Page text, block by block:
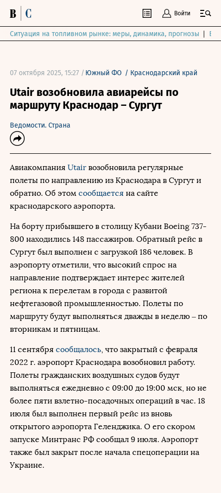
Войти
Ситуация на топливном рынке: меры, динамика, прогнозы
07 октября 2025, 15:27 / Южный ФО / Краснодарский край
Utair возобновила авиарейсы по
маршруту Краснодар – Сургут
Ведомости. Страна
Авиакомпания Utair возобновила регулярные
полеты по направлению из Краснодара в Сургут и
обратно. Об этом сообщается на сайте
краснодарского аэропорта.
На борту прибывшего в столицу Кубани Boeing 737-
800 находились 148 пассажиров. Обратный рейс в
Сургут был выполнен с загрузкой 186 человек. В
аэропорту отметили, что высокий спрос на
направление подтверждает интерес жителей
региона к перелетам в города с развитой
нефтегазовой промышленностью. Полеты по
маршруту будут выполняться дважды в неделю – по
вторникам и пятницам.
11 сентября сообщалось, что закрытый с февраля
2022 г. аэропорт Краснодара возобновил работу.
Полеты гражданских воздушных судов будут
выполняться ежедневно с 09:00 до 19:00 мск, но не
более пяти взлетно-посадочных операций в час. 18
июля был выполнен первый рейс из вновь
открытого аэропорта Геленджика. О его скором
запуске Минтранс РФ сообщал 9 июля. Аэропорт
также был закрыт после начала спецоперации на
Украине.